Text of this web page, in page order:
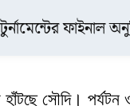
ফাইনাল
সৌদি।